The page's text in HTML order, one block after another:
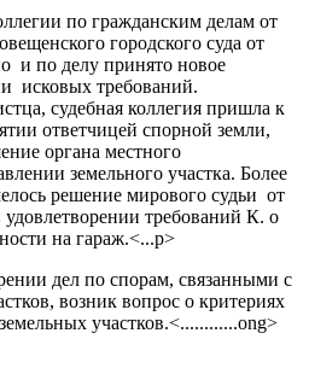
по гражданским делам от
городского суда от
и по делу принято новое
исковых требований.
судебная коллегия пришла к
ответчицей спорной земли,
органа местного
земельного участка. Более
решение мирового судьи от
удовлетворении требований К. о
на гараж.<...p>
дел по спорам, связанными с
возник вопрос о критериях
участков.<............ong>